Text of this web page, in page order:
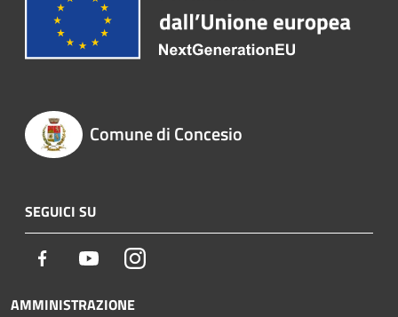
Comune di Concesio
SEGUICI SU
Facebook YoutubeInstagram
AMMINISTRAZIONE